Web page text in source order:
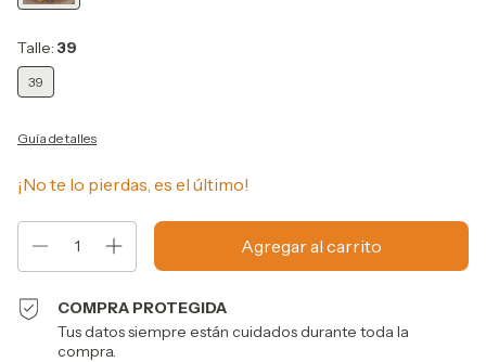
Talle: 39
39
Guía de talles
¡No te lo pierdas, es el último!
COMPRA PROTEGIDA
Tus datos siempre están cuidados durante toda la
compra.